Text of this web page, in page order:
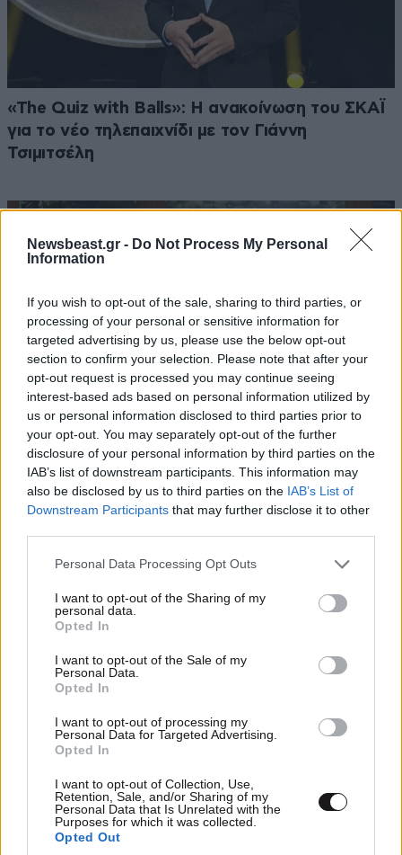
Newsbeast.gr - Do Not Process My Personal
Information
If you wish to opt-out of the sale, sharing to third parties, or
processing of your personal or sensitive information for
targeted advertising by us, please use the below opt-out
section to confirm your selection. Please note that after your
opt-out request is processed you may continue seeing
interest-based ads based on personal information utilized by
us or personal information disclosed to third parties prior to
your opt-out. You may separately opt-out of the further
disclosure of your personal information by third parties on the
IAB’s list of downstream participants. This information may
also be disclosed by us to third parties on the IAB’s List of
Downstream Participants that may further disclose it to other
Please note that this website/app uses one or more Google
not limited to your visit or usage behaviour. You may click to
grant or deny consent to Google and its third-party tags to
use your data for below specified purposes in below Google
consent section.
Personal Data Processing Opt Outs
I want to opt-out of the Sharing of my
personal data.
Opted In
I want to opt-out of the Sale of my
Personal Data.
Opted In
I want to opt-out of processing my
Personal Data for Targeted Advertising.
Opted In
I want to opt-out of Collection, Use,
Retention, Sale, and/or Sharing of my
Personal Data that Is Unrelated with the
Purposes for which it was collected.
Opted Out
«The Quiz with Balls»: Η ανακοίνωση του ΣΚΑΪ
για το νέο τηλεπαιχνίδι με τον Γιάννη
Τσιμιτσέλη
«Stars System»: Η ανακοίνωση του STAR για
την καθημερινή εκπομπή της Άσης Μπήλιου
«Δύο Μαύρα Πουκάμισα»: Κυκλοφόρησε το
πρώτο τρέιλερ της νέας δραματικής σειράς του